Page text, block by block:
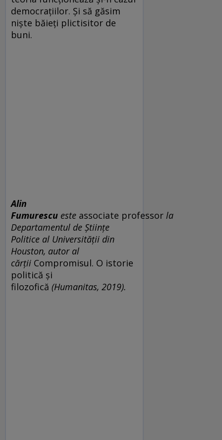
democrațiilor. Și să găsim
niște băieți plictisitor de
buni.
Alin
Fumurescu este associate professor la
Departamentul de Științe
Politice al Universității din
Houston, autor al
cărții Compromisul. O istorie
politică și
filozofică (Humanitas, 2019).